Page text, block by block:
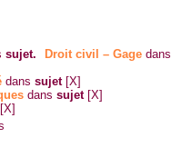
sujet. Droit civil – Gage dans
danssujet [X]
danssujet [X]
[X]